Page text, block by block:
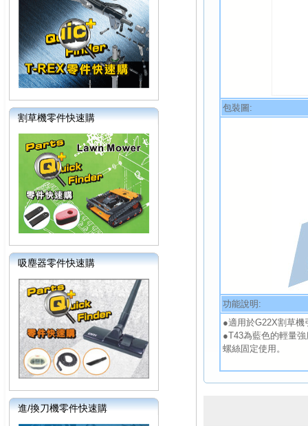
割草機零件快速購
吸塵器零件快速購
進/換刀機零件快速購
包裝圖:
功能說明:
●適用於G22X割草機
●T43為藍色的輕量
螺絲固定使用。